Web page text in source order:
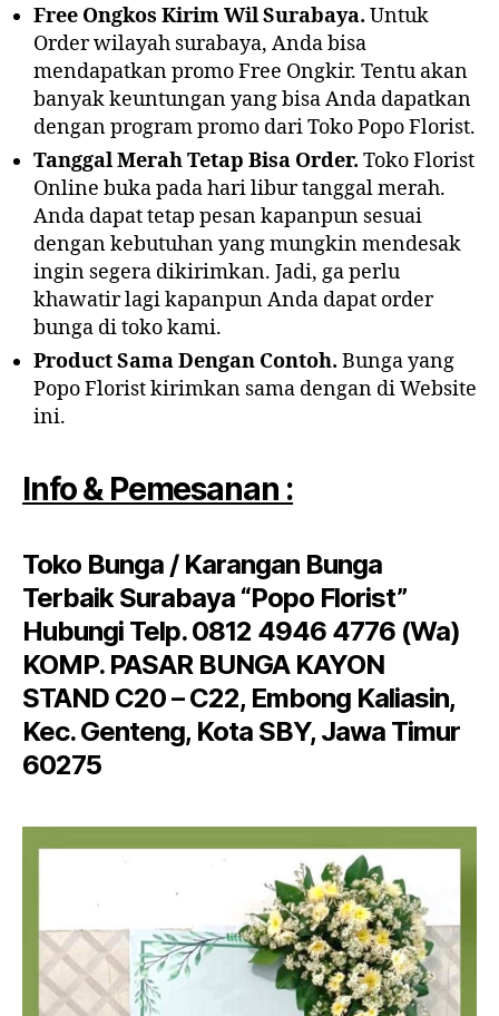
Free Ongkos Kirim Wil Surabaya. Untuk
Order wilayah surabaya, Anda bisa
mendapatkan promo Free Ongkir. Tentu akan
banyak keuntungan yang bisa Anda dapatkan
dengan program promo dari Toko Popo Florist.
Tanggal Merah Tetap Bisa Order. Toko Florist
Online buka pada hari libur tanggal merah.
Anda dapat tetap pesan kapanpun sesuai
dengan kebutuhan yang mungkin mendesak
ingin segera dikirimkan. Jadi, ga perlu
khawatir lagi kapanpun Anda dapat order
bunga di toko kami.
Product Sama Dengan Contoh. Bunga yang
Popo Florist kirimkan sama dengan di Website
ini.
Info & Pemesanan :
Toko Bunga / Karangan Bunga
Terbaik Surabaya “Popo Florist”
Hubungi Telp. 0812 4946 4776 (Wa)
KOMP. PASAR BUNGA KAYON
STAND C20 – C22, Embong Kaliasin,
Kec. Genteng, Kota SBY, Jawa Timur
60275